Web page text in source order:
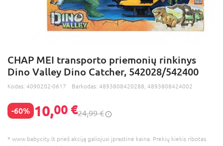
CHAP MEI transporto priemonių rinkinys
Dino Valley Dino Catcher, 542028/542400
Kodas: 4090202-0617 Barkodas: 4893808420288, 4893808424002
-60% 10,00 €24,99 €
* www.babycity.lt prieš akciją galiojusi įprastinė kaina. Prekių kiekis ribotas.